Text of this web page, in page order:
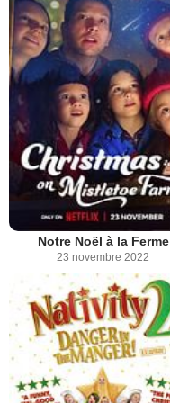
Notre Noël à la Ferme
23 novembre 2022